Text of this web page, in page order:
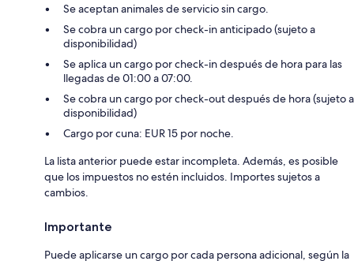
Se aceptan animales de servicio sin cargo.
Se cobra un cargo por check-in anticipado (sujeto a
disponibilidad)
Se aplica un cargo por check-in después de hora para las
llegadas de 01:00 a 07:00.
Se cobra un cargo por check-out después de hora (sujeto a
disponibilidad)
Cargo por cuna: EUR 15 por noche.
La lista anterior puede estar incompleta. Además, es posible
que los impuestos no estén incluidos. Importes sujetos a
cambios.
Importante
Puede aplicarse un cargo por cada persona adicional, según la